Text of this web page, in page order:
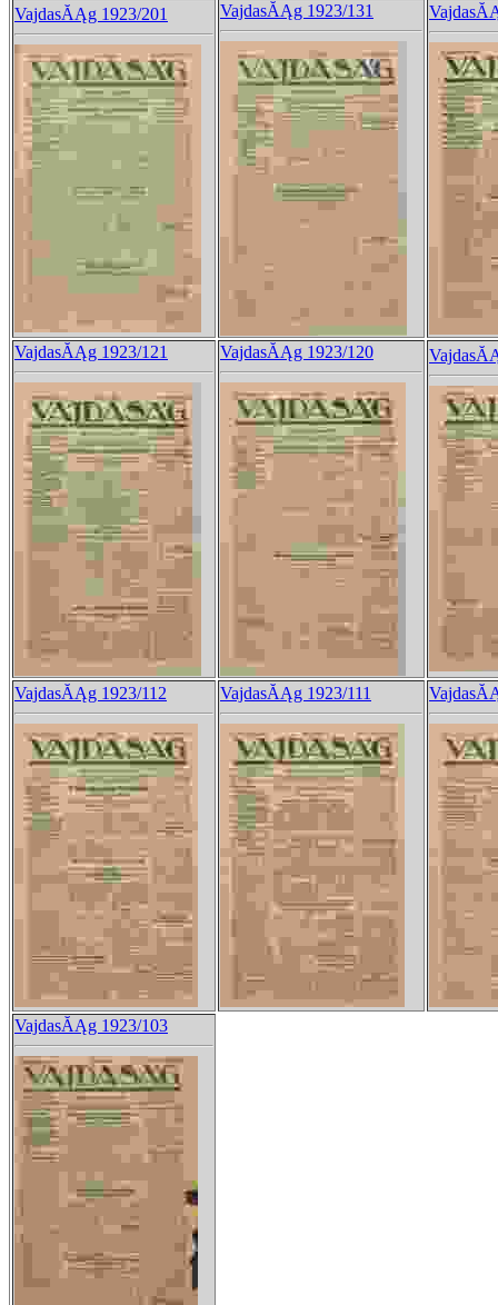
VajdasĂĄg 1923/201 VajdasĂĄg 1923/131
VajdasĂĄg 1923/121 VajdasĂĄg 1923/120
VajdasĂĄg 1923/112 VajdasĂĄg 1923/111
VajdasĂĄg 1923/103